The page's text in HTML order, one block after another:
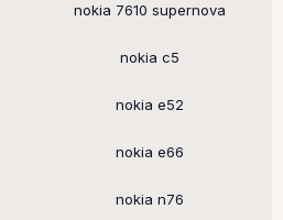
nokia 7610 supernova
nokia c5
nokia e52
nokia e66
nokia n76